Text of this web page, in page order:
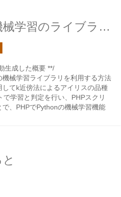
PHPでPythonの機械学習のライブラリを利用してみる
生成した概要 **/
機械学習ライブラリを利用する方法
てk近傍法によるアイリスの品種
学習と判定を行い、PHPスクリ
、PHPでPythonの機械学習機能